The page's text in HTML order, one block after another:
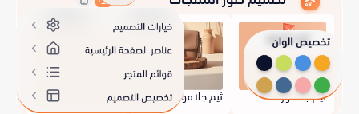
ثيم جلامور ثيم جلامور ثيم ديجيتال